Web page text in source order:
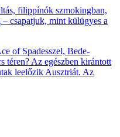
filippínók szmokingban,
csapatjuk, mint külügyes a
of Spadesszel, Bede-
téren? Az egészben kirántott
leelőzik Ausztriát. Az